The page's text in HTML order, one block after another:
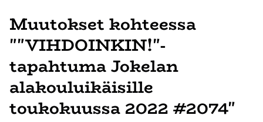
Muutokset kohteessa
""VIHDOINKIN!"-
tapahtuma Jokelan
alakouluikäisille
toukokuussa 2022 #2074"